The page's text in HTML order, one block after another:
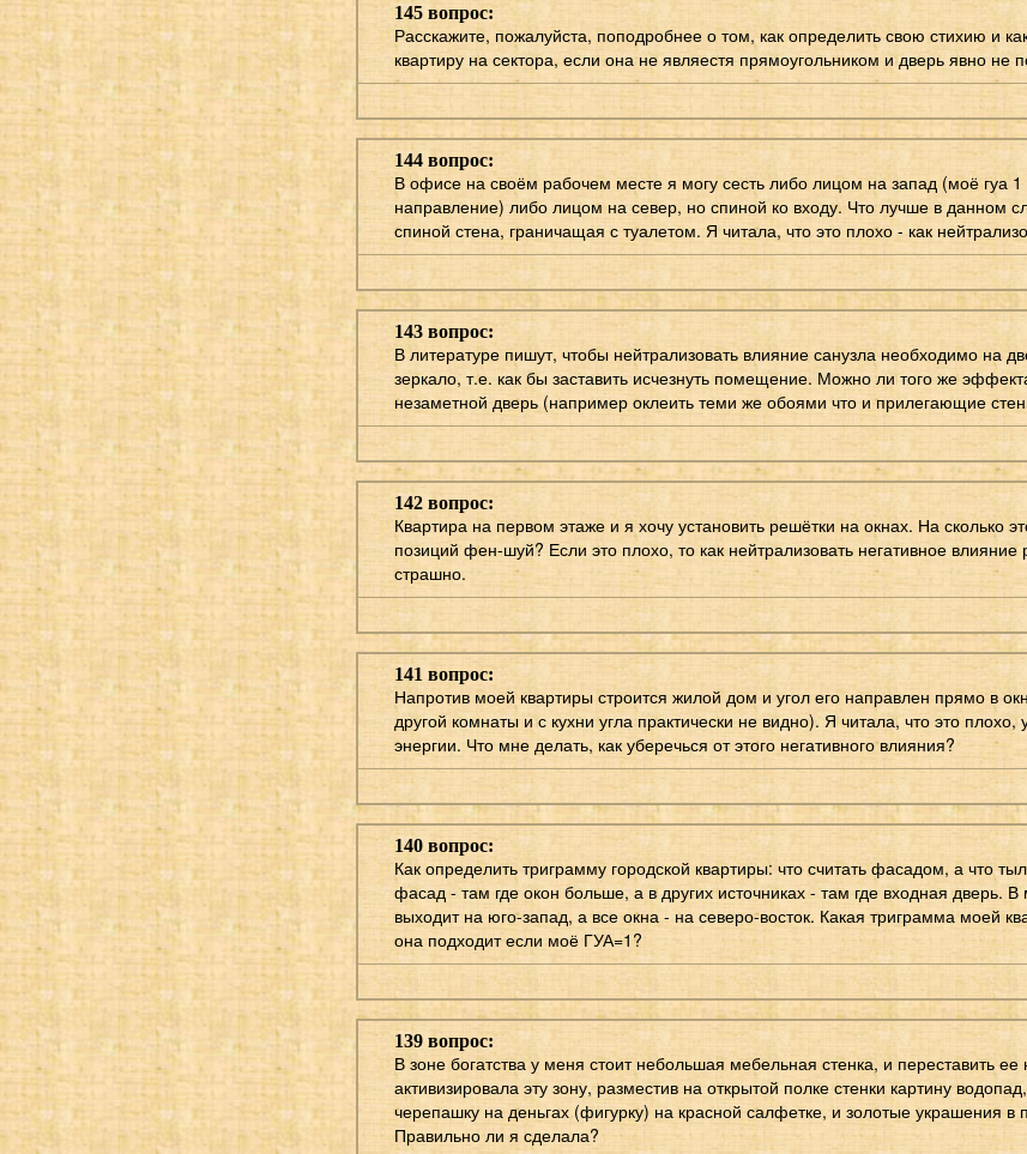
145 вопрос:
Расскажите, пожалуйста, поподробнее о том, как определить свою стихию и
квартиру на сектора, если она не являестя прямоугольником и дверь явно не
144 вопрос:
В офисе на своём рабочем месте я могу сесть либо лицом на запад (моё гуа 1
направление) либо лицом на север, но спиной ко входу. Что лучше в данном
спиной стена, граничащая с туалетом. Я читала, что это плохо - как
143 вопрос:
В литературе пишут, чтобы нейтрализовать влияние санузла необходимо на
зеркало, т.е. как бы заставить исчезнуть помещение. Можно ли того же
незаметной дверь (например оклеить теми же обоями что и прилегающие
142 вопрос:
Квартира на первом этаже и я хочу установить решётки на окнах. На сколько
позиций фен-шуй? Если это плохо, то как нейтрализовать негативное влияние
страшно.
141 вопрос:
Напротив моей квартиры строится жилой дом и угол его направлен прямо в
другой комнаты и с кухни угла практически не видно). Я читала, что это плохо,
энергии. Что мне делать, как уберечься от этого негативного влияния?
140 вопрос:
Как определить триграмму городской квартиры: что считать фасадом, а что
фасад - там где окон больше, а в других источниках - там где входная дверь.
выходит на юго-запад, а все окна - на северо-восток. Какая триграмма моей
она подходит если моё ГУА=1?
139 вопрос:
В зоне богатства у меня стоит небольшая мебельная стенка, и переставить ее
активизировала эту зону, разместив на открытой полке стенки картину
черепашку на деньгах (фигурку) на красной салфетке, и золотые украшения в
Правильно ли я сделала?